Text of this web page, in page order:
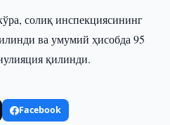
солиқ инспекциясининг
ва умумий ҳисобда 95
қилинди.
Facebook